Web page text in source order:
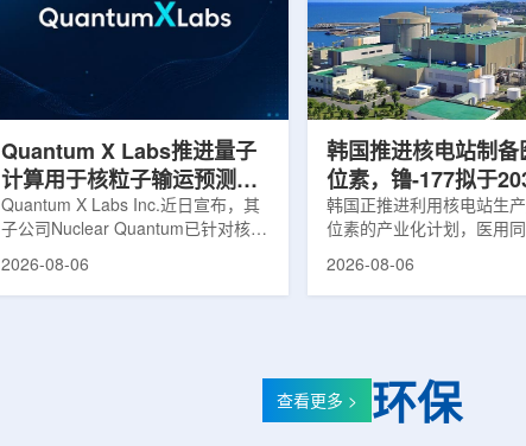
元化的供应链并缩短运输时间。此次
计划的首要目标是实现镥-177的商业
化生产，预计在2028年进行试生
产，并在2031年开始全面量产。之
后，韩国水力原子力还将扩大生产范
Halcyon系统软件5.0版本
成高分辨率锥形束CT成像
HyperSight、六自由度患
Dynamic Couch，以及表
射治疗系统IDENTIFY。亚
Quantum X Labs推进量子
计算用于核粒子输运预测模
拟
Quantum X Labs Inc.近日宣布，其
子公司Nuclear Quantum已针对核工
业计算模拟中的一项瓶颈提出新方
效率。Nuclear Quantum此次提出的
2026-08-06
韩国推进核电站制备
位素，镥-177拟于
业化生产
韩国正推进利用核电站生
位素的产业化计划，医用
镥-177(Lu-177)被列为首个
用较广的治疗性放射性同位
于前列腺癌、神经内分泌肿
2026-08-06
查看更多 > 环保